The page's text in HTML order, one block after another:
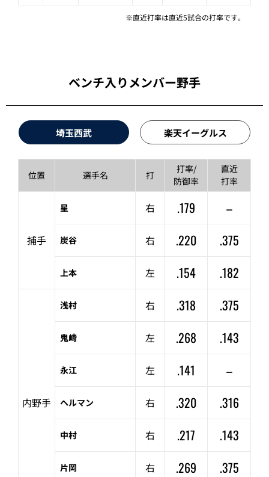
※直近打率は直近5試合の打率です。
ベンチ入りメンバー野手
埼玉西武 楽天イーグルス
位置 選手名 打
打率/
防御率
直近
打率
捕手
星 右 .179 –
炭谷 右 .220 .375
上本 左 .154 .182
内野手
浅村 右 .318 .375
鬼﨑 左 .268 .143
永江 左 .141 –
ヘルマン 右 .320 .316
中村 右 .217 .143
片岡 右 .269 .375